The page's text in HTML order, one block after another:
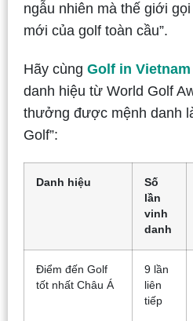
ngẫu nhiên mà thế giới
mới của golf toàn cầu”.
Hãy cùng Golf in Vietnam
danh hiệu từ World Golf
thưởng được mệnh danh
Golf”:
Danh hiệu
Số
lần
vinh
danh
Điểm đến Golf
tốt nhất Châu Á
9 lần
liên
tiếp